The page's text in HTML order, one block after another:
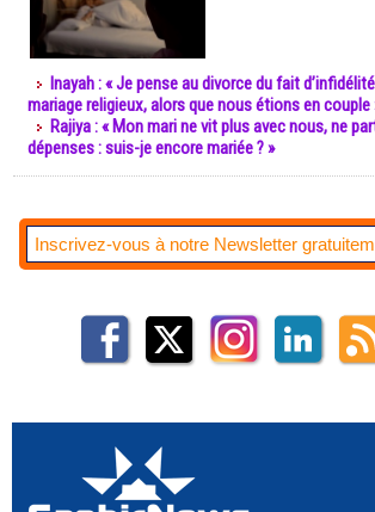
Inayah : « Je pense au divorce du fait
mariage religieux, alors que nous étions en couple
Rajiya : « Mon mari ne vit plus avec nous, ne
dépenses : suis-je encore mariée ? »